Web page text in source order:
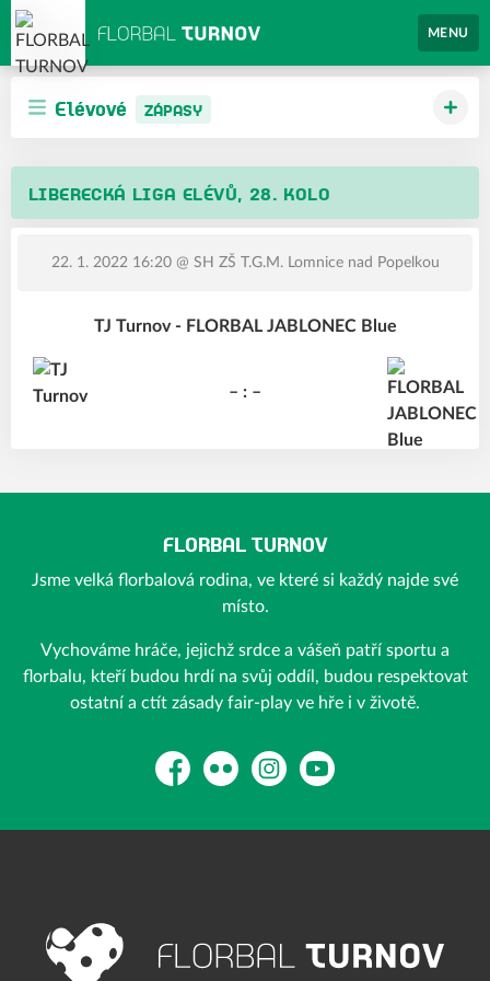
MENU
Elévové ZÁPASY
LIBERECKÁ LIGA ELÉVŮ, 28. KOLO
22. 1. 2022 16:20@ SH ZŠ T.G.M. Lomnice nad Popelkou
TJ Turnov - FLORBAL JABLONEC Blue
– : –
FLORBAL TURNOV
Jsme velká florbalová rodina, ve které si každý najde své
místo.
Vychováme hráče, jejichž srdce a vášeň patří sportu a
florbalu, kteří budou hrdí na svůj oddíl, budou respektovat
ostatní a ctít zásady fair-play ve hře i v životě.
FacebookFlickr InstagramYouTube